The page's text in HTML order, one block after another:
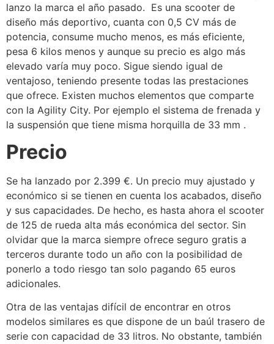
lanzo la marca el año pasado. Es una scooter de
diseño más deportivo, cuanta con 0,5 CV más de
potencia, consume mucho menos, es más eficiente,
pesa 6 kilos menos y aunque su precio es algo más
elevado varía muy poco. Sigue siendo igual de
ventajoso, teniendo presente todas las prestaciones
que ofrece. Existen muchos elementos que comparte
con la Agility City. Por ejemplo el sistema de frenada y
la suspensión que tiene misma horquilla de 33 mm .
Precio
Se ha lanzado por 2.399 €. Un precio muy ajustado y
económico si se tienen en cuenta los acabados, diseño
y sus capacidades. De hecho, es hasta ahora el scooter
de 125 de rueda alta más económica del sector. Sin
olvidar que la marca siempre ofrece seguro gratis a
terceros durante todo un año con la posibilidad de
ponerlo a todo riesgo tan solo pagando 65 euros
adicionales.
Otra de las ventajas difícil de encontrar en otros
modelos similares es que dispone de un baúl trasero de
serie con capacidad de 33 litros. No obstante, también